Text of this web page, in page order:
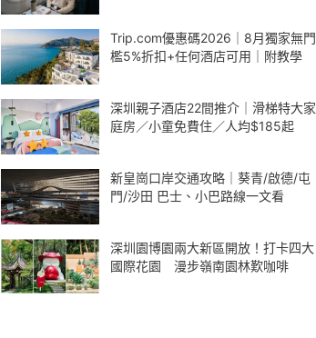
Trip.com優惠碼2026｜8月獨家無門
檻5%折扣+任何酒店可用｜附教學
深圳親子酒店22間推介｜滑梯特大家
庭房／小童免費住／人均$185起
新皇崗口岸交通攻略｜葵青/啟德/屯
門/沙田 巴士、小巴路線一文看
深圳園博園兩大新區開放！打卡四大
國際花園 漫步嶺南園林歎咖啡